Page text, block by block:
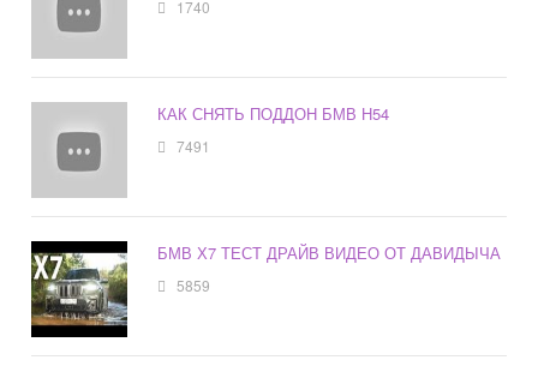
1740
КАК СНЯТЬ ПОДДОН БМВ Н54
7491
БМВ Х7 ТЕСТ ДРАЙВ ВИДЕО ОТ ДАВИДЫЧА
5859